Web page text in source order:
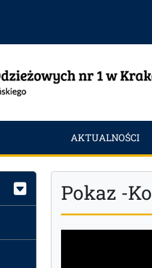
AKTUALNOŚCI
Pokaz -